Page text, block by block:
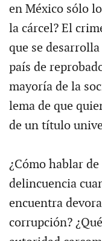
en México sólo
la cárcel? El
que se
país de
mayoría de la
lema de que
de un título
¿Cómo hablar
delincuencia
encuentra
corrupción?